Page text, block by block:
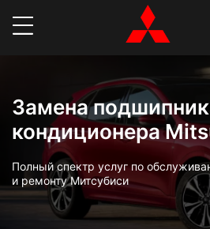
Замена
кондиционера
Полный спектр услуг по
и ремонту Митсубиси